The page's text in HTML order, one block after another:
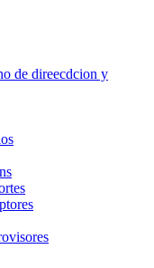
de direecdcion y